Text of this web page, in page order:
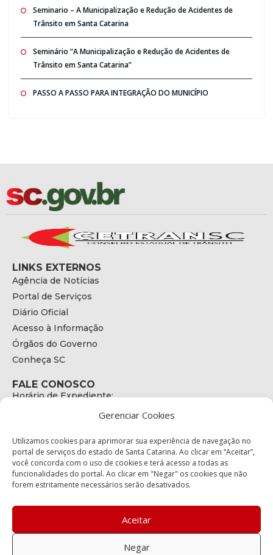
Gerenciar Cookies
Utilizamos cookies para aprimorar sua experiência de navegação no
portal de serviços do estado de Santa Catarina. Ao clicar em “Aceitar”,
você concorda com o uso de cookies e terá acesso a todas as
funcionalidades do portal. Ao clicar em "Negar" os cookies que não
forem estritamente necessários serão desativados.
Aceitar
Negar
Seminario – A Municipalização e Redução de Acidentes de
Trânsito em Santa Catarina
Seminário “A Municipalização e Redução de Acidentes de
Trânsito em Santa Catarina”
PASSO A PASSO PARA INTEGRAÇÃO DO MUNICÍPIO
LINKS EXTERNOS
Agência de Notícias
Portal de Serviços
Diário Oficial
Acesso à Informação
Órgãos do Governo
Conheça SC
FALE CONOSCO
Horário de Expediente:
E-mail:
secretariaexecutiva@cetran.sc.gov.br
ENDEREÇO
Endereço:
Bairro:
Coqueiros, Florianópolis SC
88.080-160